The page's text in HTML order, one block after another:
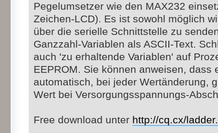
Pegelumsetzer wie den MAX232
Zeichen-LCD). Es ist sowohl möglich
über die serielle Schnittstelle zu
Ganzzahl-Variablen als ASCII-Text.
auch 'zu erhaltende Variablen' auf
EEPROM. Sie können anweisen, dass
automatisch, bei jeder Wertänderung,
Wert bei Versorgungsspannungs-
Free download unter http://cq.cx/